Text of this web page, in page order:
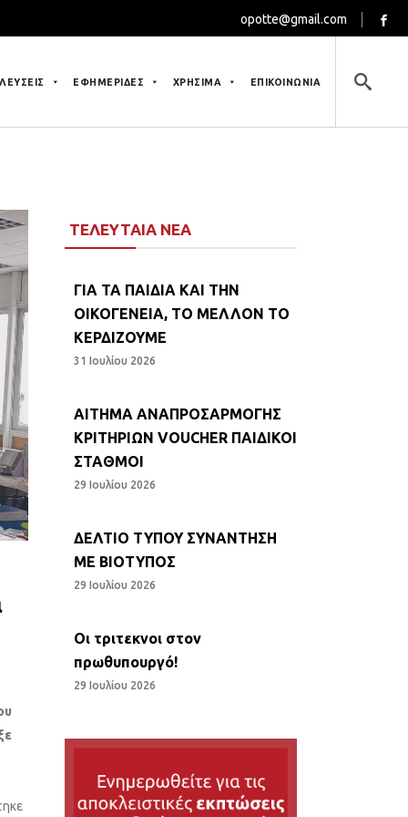
opotte@gmail.com
ΕΦΗΜΕΡΙΔΕΣ ΧΡΗΣΙΜΑ ΕΠΙΚΟΙΝΩΝΙΑ
ΤΕΛΕΥΤΑΙΑ ΝΕΑ
ΓΙΑ ΤΑ ΠΑΙΔΙΑ ΚΑΙ ΤΗΝ
ΟΙΚΟΓΕΝΕΙΑ, ΤΟ ΜΕΛΛΟΝ ΤΟ
ΚΕΡΔΙΖΟΥΜΕ
31 Ιουλίου 2026
ΑΙΤΗΜΑ ΑΝΑΠΡΟΣΑΡΜΟΓΗΣ
ΚΡΙΤΗΡΙΩΝ VOUCHER ΠΑΙΔΙΚΟΙ
ΣΤΑΘΜΟΙ
29 Ιουλίου 2026
ΔΕΛΤΙΟ ΤΥΠΟΥ ΣΥΝΑΝΤΗΣΗ
ΜΕ ΒΙΟΤΥΠΟΣ
29 Ιουλίου 2026
Οι τριτεκνοι στον
πρωθυπουργό!
29 Ιουλίου 2026